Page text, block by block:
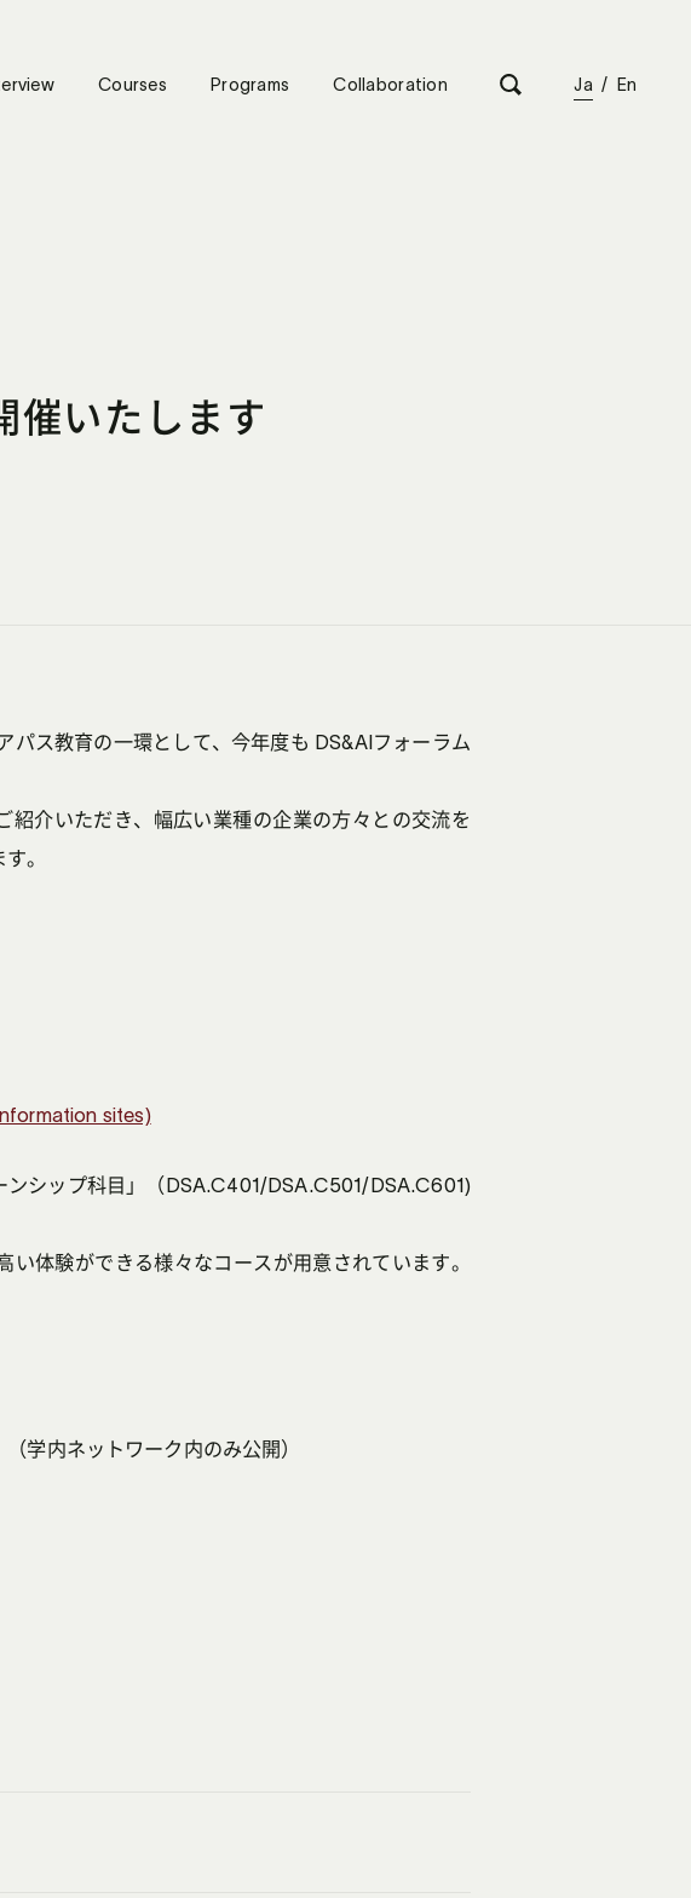
Courses Programs Collaboration Ja / En
催いたします
ス教育の一環として、今年度も DS&AIフォーラム
介いただき、幅広い業種の企業の方々との交流を
。
sites)
シップ科目」（DSA.C401/DSA.C501/DSA.C601)
体験ができる様々なコースが用意されています。
学内ネットワーク内のみ公開）